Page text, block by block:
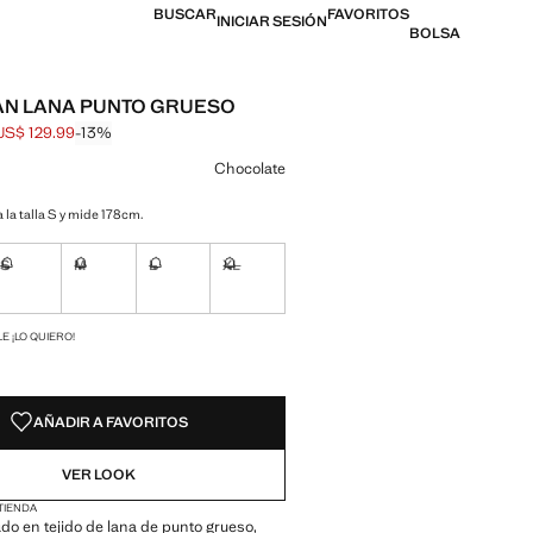
BUSCARINICIAR SESIÓNFAVORITOS
BOLSA
LANA PUNTO GRUESO
[US$ 149.99 ]
129.99 ]
129.99-13%
color
Chocolate
la talla S y mide 178cm.
S M L XL
¡LO QUIERO!
AÑADIR A FAVORITOS
VER LOOK
en tejido de lana de punto grueso,